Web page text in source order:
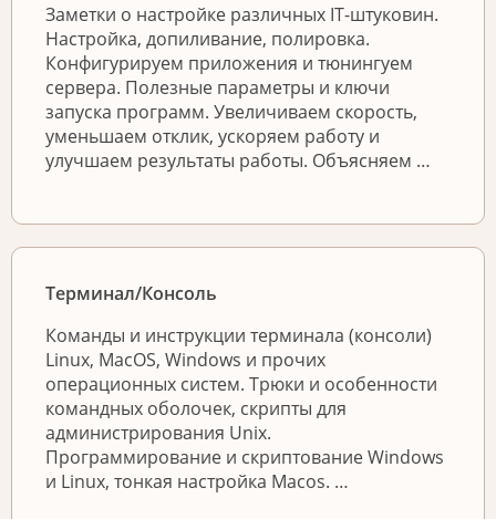
Заметки о настройке различных IT-штуковин.
Настройка, допиливание, полировка.
Конфигурируем приложения и тюнингуем
сервера. Полезные параметры и ключи
запуска программ. Увеличиваем скорость,
уменьшаем отклик, ускоряем работу и
улучшаем результаты работы. Объясняем …
Терминал/Консоль
Команды и инструкции терминала (консоли)
Linux, MacOS, Windows и прочих
операционных систем. Трюки и особенности
командных оболочек, скрипты для
администрирования Unix.
Программирование и скриптование Windows
и Linux, тонкая настройка Macos. …